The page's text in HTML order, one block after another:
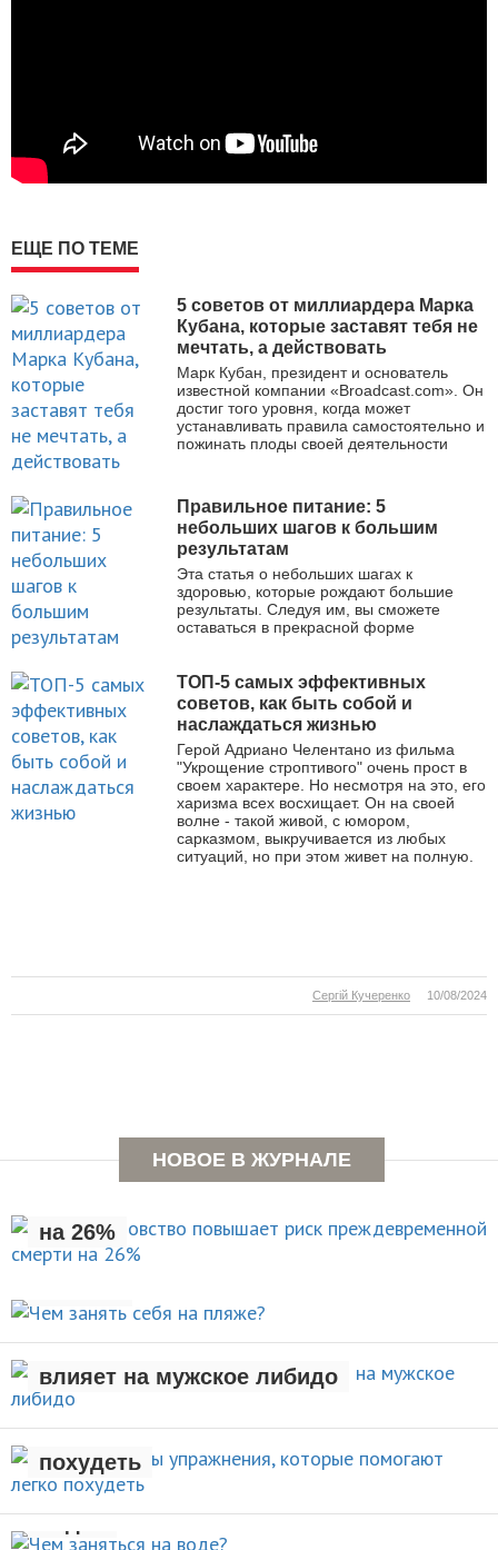
ЕЩЕ ПО ТЕМЕ
5 советов от миллиардера Марка
Кубана, которые заставят тебя не
мечтать, а действовать
Марк Кубан, президент и основатель
известной компании «Broadcast.com». Он
достиг того уровня, когда может
устанавливать правила самостоятельно и
пожинать плоды своей деятельности
Правильное питание: 5
небольших шагов к большим
результатам
Эта статья о небольших шагах к
здоровью, которые рождают большие
результаты. Следуя им, вы сможете
оставаться в прекрасной форме
ТОП-5 самых эффективных
советов, как быть собой и
наслаждаться жизнью
Герой Адриано Челентано из фильма
"Укрощение строптивого" очень прост в
своем характере. Но несмотря на это, его
харизма всех восхищает. Он на своей
волне - такой живой, с юмором,
сарказмом, выкручивается из любых
ситуаций, но при этом живет на полную.
10/08/2024
Сергій Кучеренко
НОВОЕ В ЖУРНАЛЕ
Раннее отцовство повышает
на 26%
Чем занять себя на
АКТИВНЫЙ ОТДЫХ
Рождение ребенка негативно
влияет на мужское либидо
НОВОСТИ
Стали известны упражнения,
которые помогают легко
похудеть
НОВОСТИ
Чем заняться на
воде?